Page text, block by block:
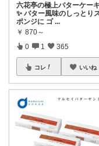
六花亭の極上バターケーキ
✨ バター風味のしっとり
ポンジに ゴ ...
￥ 870～
0 1 365
コレ いいね